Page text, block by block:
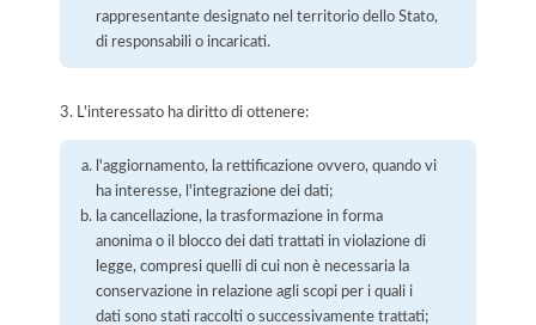
rappresentante designato nel territorio dello Stato,
di responsabili o incaricati.
3. L'interessato ha diritto di ottenere:
l'aggiornamento, la rettificazione ovvero, quando vi
ha interesse, l'integrazione dei dati;
la cancellazione, la trasformazione in forma
anonima o il blocco dei dati trattati in violazione di
legge, compresi quelli di cui non è necessaria la
conservazione in relazione agli scopi per i quali i
dati sono stati raccolti o successivamente trattati;